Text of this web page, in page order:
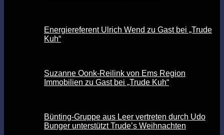
Energiereferent Ulrich Wend zu Gast bei „Trude
Kuh“
Suzanne Oonk-Reilink von Ems Region
Immobilien zu Gast bei „Trude Kuh“
Bünting-Gruppe aus Leer vertreten durch Udo
Bunger unterstützt Trude’s Weihnachten